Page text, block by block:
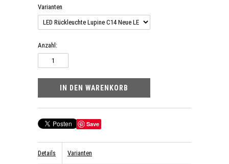
Varianten
Anzahl:
Save
Details Varianten